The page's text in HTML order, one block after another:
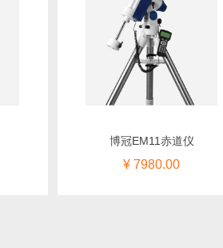
博冠EM11赤道仪
¥ 7980.00